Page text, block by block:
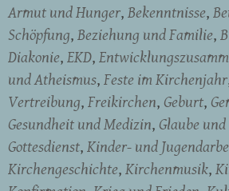
Armut und Hunger Bekenntnisse
Schöpfung Beziehung und Familie
Diakonie EKD
und Atheismus Feste im Kirchenjahr
Vertreibung Freikirchen Geburt
Gesundheit und Medizin Glaube
Gottesdienst Kinder- und
Kirchengeschichte Kirchenmusik